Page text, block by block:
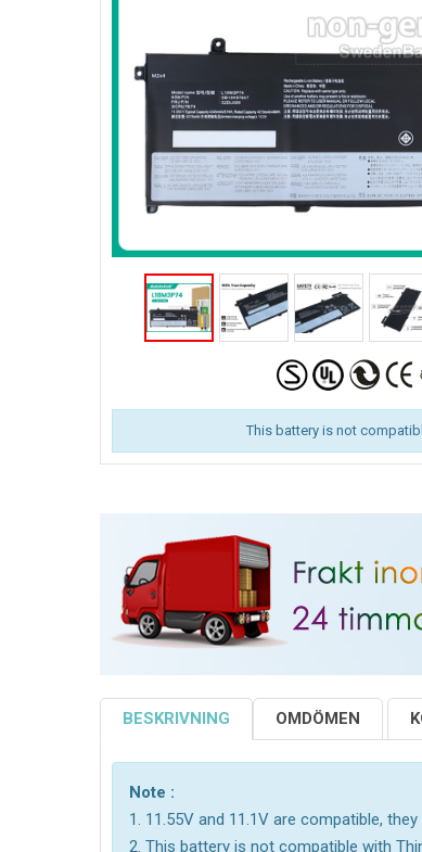
This battery is not
BESKRIVNING OMDÖMEN
Note :
1. 11.55V and 11.1V are compatible,
2. This battery is not compatible with